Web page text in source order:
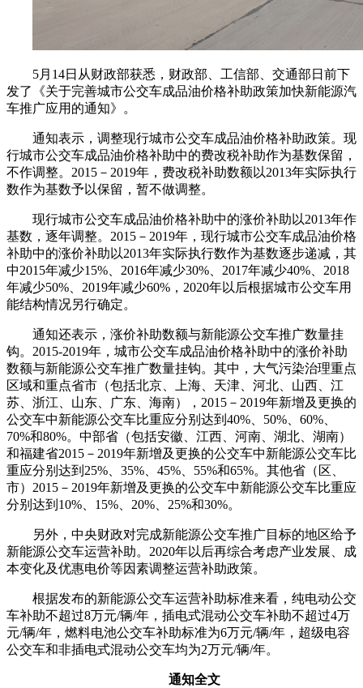
5月14日从财政部获悉，财政部、工信部、交通部日前下
发了《关于完善城市公交车成品油价格补助政策加快新能源汽
车推广应用的通知》。
通知表示，调整现行城市公交车成品油价格补助政策。现
行城市公交车成品油价格补助中的费改税补助作为基数保留，
不作调整。2015－2019年，费改税补助数额以2013年实际执行
数作为基数予以保留，暂不做调整。
现行城市公交车成品油价格补助中的涨价补助以2013年作
基数，逐年调整。2015－2019年，现行城市公交车成品油价格
补助中的涨价补助以2013年实际执行数作为基数逐步递减，其
中2015年减少15%、2016年减少30%、2017年减少40%、2018
年减少50%、2019年减少60%，2020年以后根据城市公交车用
能结构情况另行确定。
通知还表示，涨价补助数额与新能源公交车推广数量挂
钩。2015-2019年，城市公交车成品油价格补助中的涨价补助
数额与新能源公交车推广数量挂钩。其中，大气污染治理重点
区域和重点省市（包括北京、上海、天津、河北、山西、江
苏、浙江、山东、广东、海南），2015－2019年新增及更换的
公交车中新能源公交车比重应分别达到40%、50%、60%、
70%和80%。中部省（包括安徽、江西、河南、湖北、湖南）
和福建省2015－2019年新增及更换的公交车中新能源公交车比
重应分别达到25%、35%、45%、55%和65%。其他省（区、
市）2015－2019年新增及更换的公交车中新能源公交车比重应
分别达到10%、15%、20%、25%和30%。
另外，中央财政对完成新能源公交车推广目标的地区给予
新能源公交车运营补助。2020年以后再综合考虑产业发展、成
本变化及优惠电价等因素调整运营补助政策。
根据发布的新能源公交车运营补助标准来看，纯电动公交
车补助不超过8万元/辆/年，插电式混动公交车补助不超过4万
元/辆/年，燃料电池公交车补助标准为6万元/辆/年，超级电容
公交车和非插电式混动公交车均为2万元/辆/年。
通知全文